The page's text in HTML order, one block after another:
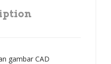
gambar CAD